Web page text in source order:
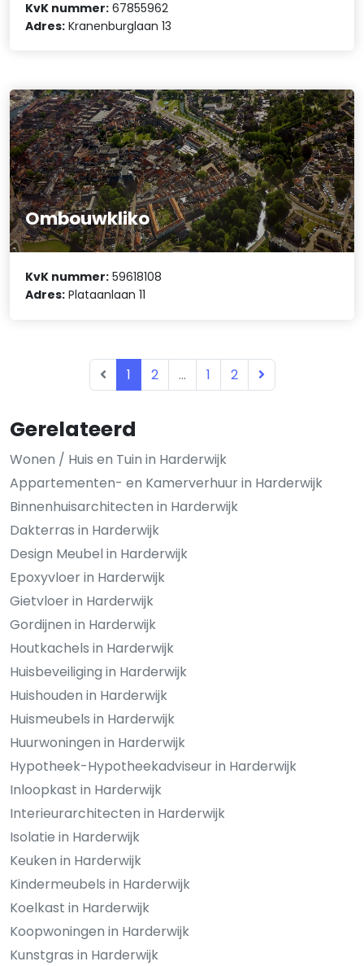
Gerelateerd
Wonen / Huis en Tuin in Harderwijk
Appartementen- en Kamerverhuur in Harderwijk
Binnenhuisarchitecten in Harderwijk
Dakterras in Harderwijk
Design Meubel in Harderwijk
Epoxyvloer in Harderwijk
Gietvloer in Harderwijk
Gordijnen in Harderwijk
Houtkachels in Harderwijk
Huisbeveiliging in Harderwijk
Huishouden in Harderwijk
Huismeubels in Harderwijk
Huurwoningen in Harderwijk
Hypotheek-Hypotheekadviseur in Harderwijk
Inloopkast in Harderwijk
Interieurarchitecten in Harderwijk
Isolatie in Harderwijk
Keuken in Harderwijk
Kindermeubels in Harderwijk
Koelkast in Harderwijk
Koopwoningen in Harderwijk
Kunstgras in Harderwijk
KvK nummer: 67855962
Adres: Kranenburglaan 13
Ombouwkliko
KvK nummer: 59618108
Adres: Plataanlaan 11
1 2 ... 1 2